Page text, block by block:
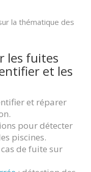
la thématique des
les fuites
et les
et réparer
pour détecter
piscines.
de fuite sur